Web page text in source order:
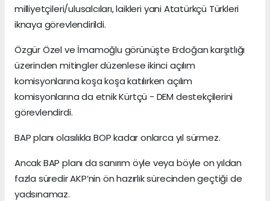
milliyetçileri/ulusalcıları, laikleri yani Atatürkçü Türkleri
iknaya görevlendirildi.
Özgür Özel ve İmamoğlu görünüşte Erdoğan karşıtlığı
üzerinden mitingler düzenlese ikinci açılım
komisyonlarına koşa koşa katılırken açılım
komisyonlarına da etnik Kürtçü - DEM destekçilerini
görevlendirdi.
BAP planı olasılıkla BOP kadar onlarca yıl sürmez.
Ancak BAP planı da sanırım öyle veya böyle on yıldan
fazla süredir AKP’nin ön hazırlık sürecinden geçtiği de
yadsınamaz.